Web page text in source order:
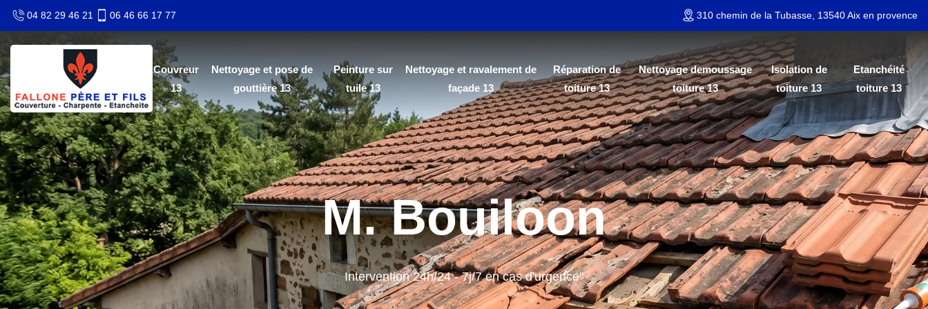
04 82 29 46 21 06 46 66 17 77 310 chemin de la Tubasse, 13540 Aix en provence
Couvreur
13
Nettoyage et pose de
gouttière 13
Peinture sur
tuile 13
Nettoyage et ravalement de
façade 13
Réparation de
toiture 13
Nettoyage demoussage
toiture 13
Isolation de
toiture 13
Etanchéité
toiture 13
M. Bouiloon
Intervention 24h/24 - 7j/7 en cas d'urgence"